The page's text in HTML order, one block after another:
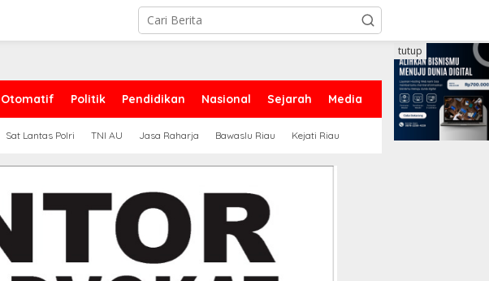
Otomatif Politik Pendidikan Nasional Sejarah Media
Sat Lantas Polri TNI AU Jasa Raharja Bawaslu Riau Kejati Riau
tutup